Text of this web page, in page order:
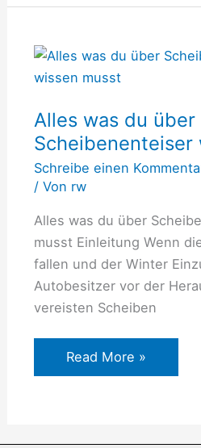
Alles was du über
Scheibenenteiser
Schreibe einen
/ Von rw
Alles was du über
musst Einleitung Wenn
fallen und der Winter
Autobesitzer vor der
vereisten Scheiben
Alles
was
über
Scheibenenteiser
wissen
musst
Read More »